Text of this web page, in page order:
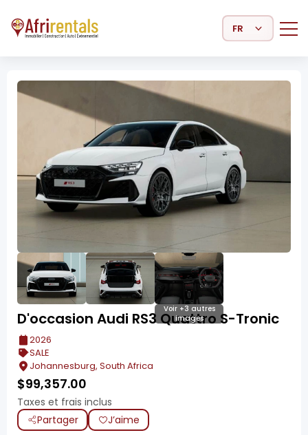
Select Language
Voir +3 autres
images
D'occasion Audi RS3 Quattro S-Tronic
2026
SALE
Johannesburg, South Africa
$99,357.00
Taxes et frais inclus
Partager
J’aime